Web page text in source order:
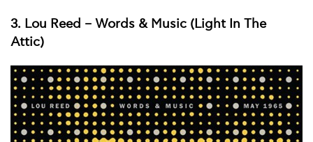
3. Lou Reed – Words & Music (Light In The
Attic)